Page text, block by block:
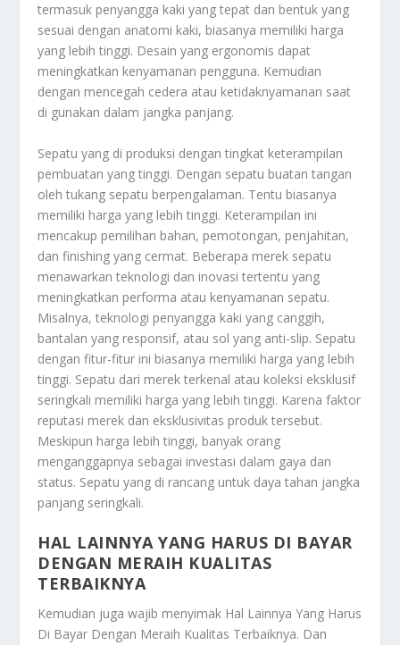
termasuk penyangga kaki yang tepat dan bentuk yang
sesuai dengan anatomi kaki, biasanya memiliki harga
yang lebih tinggi. Desain yang ergonomis dapat
meningkatkan kenyamanan pengguna. Kemudian
dengan mencegah cedera atau ketidaknyamanan saat
di gunakan dalam jangka panjang.
Sepatu yang di produksi dengan tingkat keterampilan
pembuatan yang tinggi. Dengan sepatu buatan tangan
oleh tukang sepatu berpengalaman. Tentu biasanya
memiliki harga yang lebih tinggi. Keterampilan ini
mencakup pemilihan bahan, pemotongan, penjahitan,
dan finishing yang cermat. Beberapa merek sepatu
menawarkan teknologi dan inovasi tertentu yang
meningkatkan performa atau kenyamanan sepatu.
Misalnya, teknologi penyangga kaki yang canggih,
bantalan yang responsif, atau sol yang anti-slip. Sepatu
dengan fitur-fitur ini biasanya memiliki harga yang lebih
tinggi. Sepatu dari merek terkenal atau koleksi eksklusif
seringkali memiliki harga yang lebih tinggi. Karena faktor
reputasi merek dan eksklusivitas produk tersebut.
Meskipun harga lebih tinggi, banyak orang
menganggapnya sebagai investasi dalam gaya dan
status. Sepatu yang di rancang untuk daya tahan jangka
panjang seringkali.
HAL LAINNYA YANG HARUS DI BAYAR
DENGAN MERAIH KUALITAS
TERBAIKNYA
Kemudian juga wajib menyimak Hal Lainnya Yang Harus
Di Bayar Dengan Meraih Kualitas Terbaiknya. Dan